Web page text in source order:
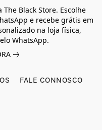
Black Store. Escolhe
e recebe grátis em
na loja física,
WhatsApp.
FALE CONNOSCO